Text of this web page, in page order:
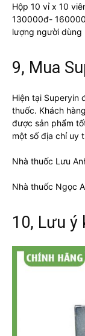
Hộp 10 vỉ x 10
130000đ-
lượng người dùng
9, Mua
Hiện tại Superyin
thuốc. Khách
được sản phẩm
một số địa chỉ uy
Nhà thuốc Lưu
Nhà thuốc Ngọc
10, Lưu ý